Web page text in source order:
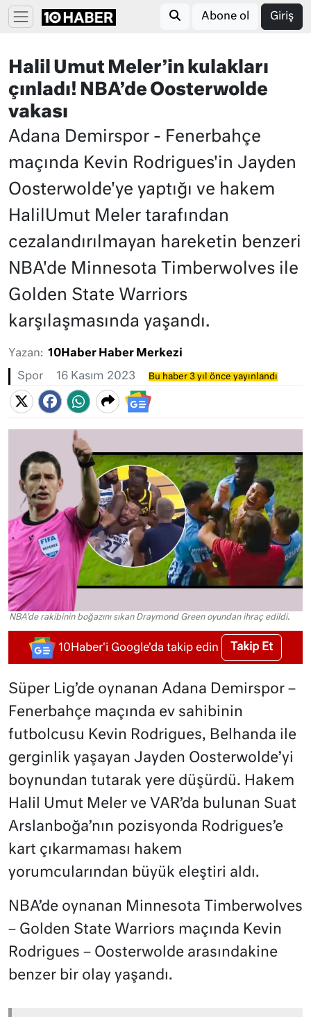
Abone ol Giriş
Halil Umut Meler’in kulakları
çınladı! NBA’de Oosterwolde
vakası
Adana Demirspor - Fenerbahçe
maçında Kevin Rodrigues'in Jayden
Oosterwolde'ye yaptığı ve hakem
HalilUmut Meler tarafından
cezalandırılmayan hareketin benzeri
NBA'de Minnesota Timberwolves ile
Golden State Warriors
karşılaşmasında yaşandı.
Yazan: 10Haber Haber Merkezi
Spor 16 Kasım 2023 Bu haber 3 yıl önce yayınlandı
NBA'de rakibinin boğazını sıkan Draymond Green oyundan ihraç edildi.
10Haber'i Google'da takip edin Takip Et
Süper Lig’de oynanan Adana Demirspor –
Fenerbahçe maçında ev sahibinin
futbolcusu Kevin Rodrigues, Belhanda ile
gerginlik yaşayan Jayden Oosterwolde’yi
boynundan tutarak yere düşürdü. Hakem
Halil Umut Meler ve VAR’da bulunan Suat
Arslanboğa’nın pozisyonda Rodrigues’e
kart çıkarmaması hakem
yorumcularından büyük eleştiri aldı.
NBA’de oynanan Minnesota Timberwolves
– Golden State Warriors maçında Kevin
Rodrigues – Oosterwolde arasındakine
benzer bir olay yaşandı.